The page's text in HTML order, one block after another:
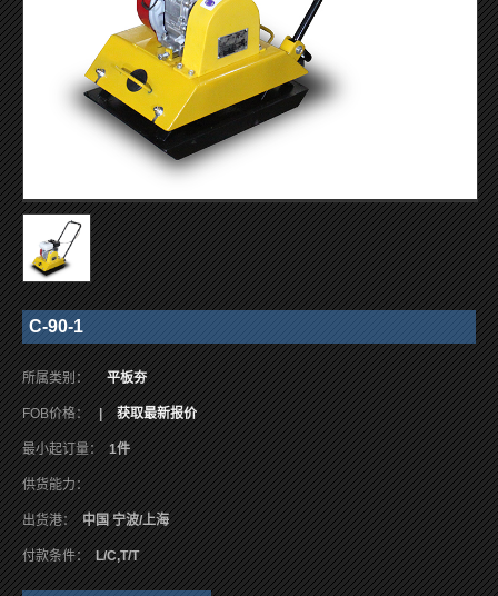
C-90-1
所属类别： 平板夯
FOB价格： | 获取最新报价
最小起订量： 1件
供货能力：
出货港： 中国 宁波/上海
付款条件： L/C,T/T